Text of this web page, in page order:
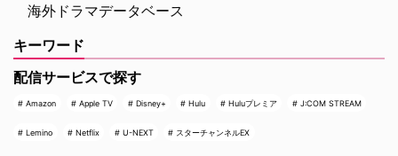
海外ドラマデータベース
キーワード
配信サービスで探す
Amazon Apple TV Disney+ Hulu Huluプレミア J:COM STREAM
Lemino Netflix U-NEXT スターチャンネルEX